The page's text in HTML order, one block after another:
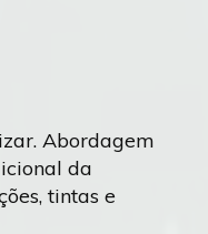
Abordagem
da
tintas e